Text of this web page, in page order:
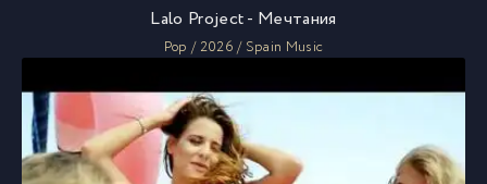
Lalo Project - Мечтания
Pop / 2026 / Spain Music